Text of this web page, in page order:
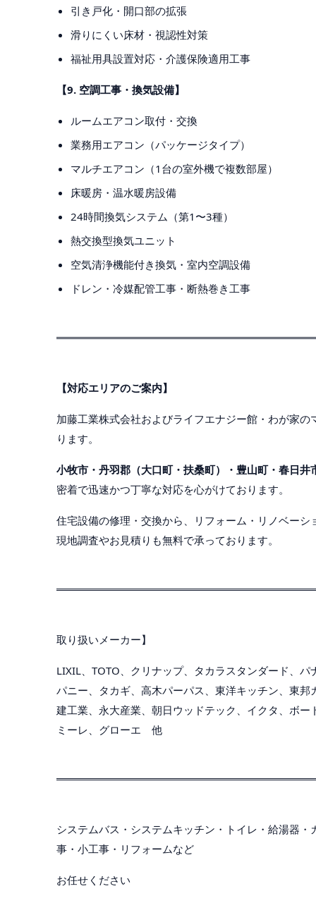
引き戸化・開口部の拡張
滑りにくい床材・視認性対策
福祉用具設置対応・介護保険適用工事
【9. 空調工事・換気設備】
ルームエアコン取付・交換
業務用エアコン（パッケージタイプ）
マルチエアコン（1台の室外機で複数部屋）
床暖房・温水暖房設備
24時間換気システム（第1〜3種）
熱交換型換気ユニット
空気清浄機能付き換気・室内空調設備
ドレン・冷媒配管工事・断熱巻き工事
【対応エリアのご案内】
加藤工業株式会社およびライフエナジー館・わが家の
ります。
小牧市・丹羽郡（大口町・扶桑町）・豊山町・春日
密着で迅速かつ丁寧な対応を心がけております。
住宅設備の修理・交換から、リフォーム・リノベー
現地調査やお見積りも無料で承っております。
取り扱いメーカー】
LIXIL、TOTO、クリナップ、タカラスタンダード、
パニー、タカギ、高木パーパス、東洋キッチン、東
建工業、永大産業、朝日ウッドテック、イクタ、ボ
ミーレ、グローエ 他
システムバス・システムキッチン・トイレ・給湯器
事・小工事・リフォームなど
お任せください